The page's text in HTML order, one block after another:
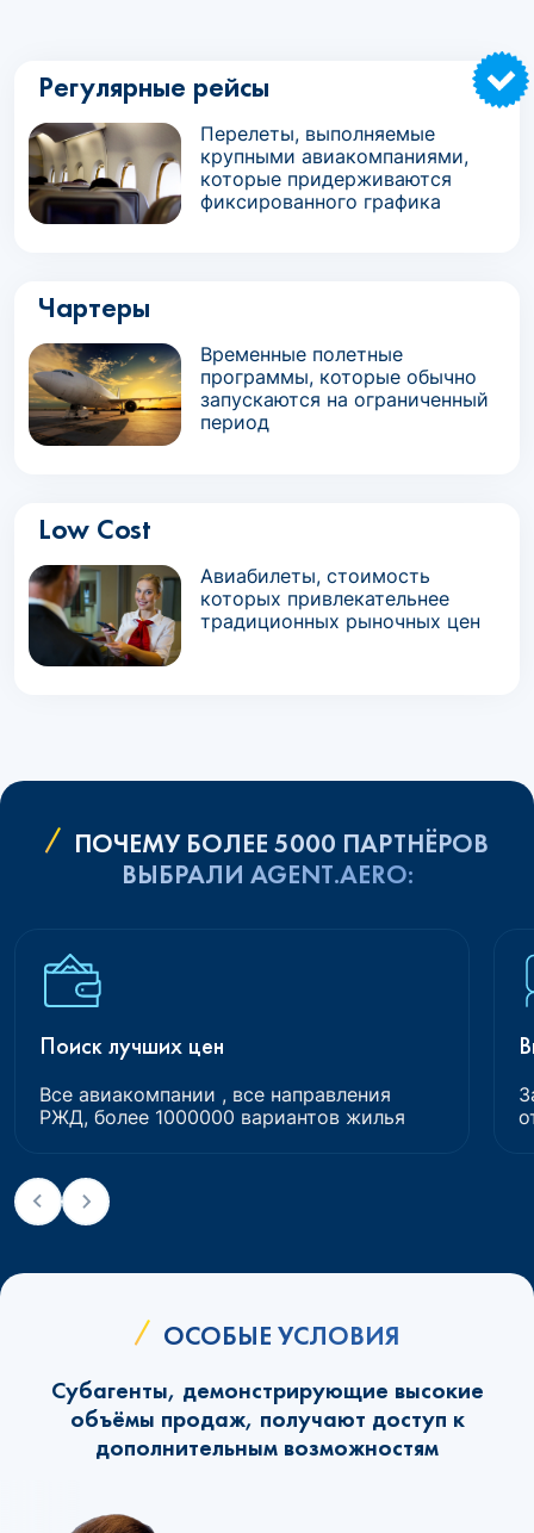
Регулярные рейсы
Перелеты, выполняемые
крупными авиакомпаниями,
которые придерживаются
фиксированного графика
Чартеры
Временные полетные
программы, которые обычно
запускаются на ограниченный
период
Low Cost
Авиабилеты, стоимость
которых привлекательнее
традиционных рыночных цен
ПОЧЕМУ БОЛЕЕ 5000 ПАРТНЁРОВ
ВЫБРАЛИ AGENT.AERO:
Поиск лучших цен
Все авиакомпании , все направления
РЖД, более 1000000 вариантов жилья
ОСОБЫЕ УСЛОВИЯ
Субагенты, демонстрирующие высокие
объёмы продаж, получают доступ к
дополнительным возможностям